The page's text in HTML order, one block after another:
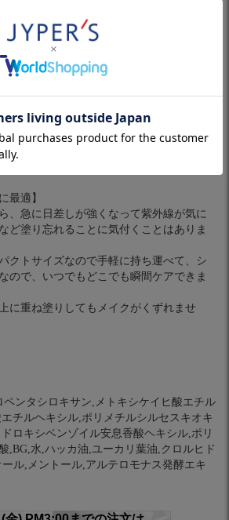
。
かない】
運べるスリムなサイズで、手の届きにく
ら髪にも頭皮にも】
アできる日焼け止め。さらさらで透明な
最適】
、急に日差しが強くなって紫外線が気に
ど塗り忘れることに気付くことはありま
クトサイズなので手軽に持ち運べて、シ
ので、いつでもどこでも瞬間ケアできま
に重ね塗りしてもメイクがくずれませ
ペンタシロキサン,メトキシケイヒ酸エチル
チルヘキシル,ポリメチルシルセスキオキ
ロキシベンゾイル安息香酸ヘキシル,ポリ
,BG,水,ハッカ油,ユーカリ葉油,クロルヒド
ル,メントール,アルテロモナス発酵エキ